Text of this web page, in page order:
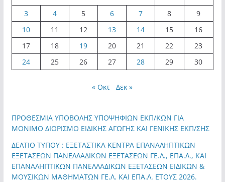
3
4 5 6 7 8
9
10
11 12 13 14 15
16
17
18 19 20 21 22
23
24
25 26 27 28 29 30
« Οκτ Δεκ »
ΠΡΟΘΕΣΜΙΑ ΥΠΟΒΟΛΗΣ ΥΠΟΨΗΦΙΩΝ ΕΚΠ/ΚΩΝ ΓΙΑ
ΜΟΝΙΜΟ ΔΙΟΡΙΣΜΟ ΕΙΔΙΚΗΣ ΑΓΩΓΗΣ ΚΑΙ ΓΕΝΙΚΗΣ ΕΚΠ/ΣΗΣ
ΔΕΛΤΙΟ ΤΥΠΟΥ : ΕΞΕΤΑΣΤΙΚΑ ΚΕΝΤΡΑ ΕΠΑΝΑΛΗΠΤΙΚΩΝ
ΕΞΕΤΑΣΕΩΝ ΠΑΝΕΛΛΑΔΙΚΩΝ ΕΞΕΤΑΣΕΩΝ ΓΕ.Λ., ΕΠΑ.Λ., ΚΑΙ
ΕΠΑΝΑΛΗΠΤΙΚΩΝ ΠΑΝΕΛΛΑΔΙΚΩΝ ΕΞΕΤΑΣΕΩΝ ΕΙΔΙΚΩΝ &
ΜΟΥΣΙΚΩΝ ΜΑΘΗΜΑΤΩΝ ΓΕ.Λ. ΚΑΙ ΕΠΑ.Λ. ΕΤΟΥΣ 2026.